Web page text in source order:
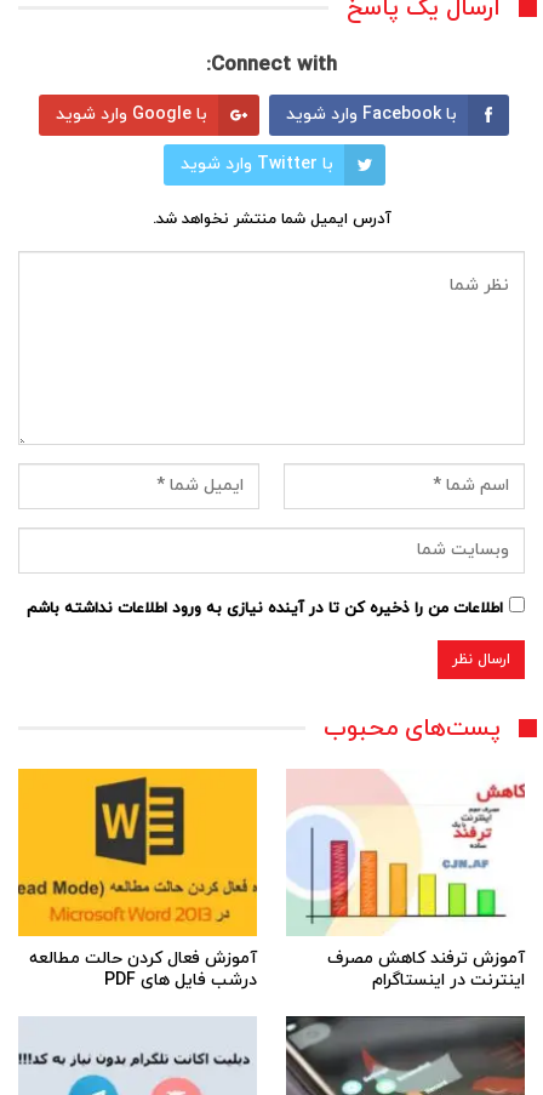
ارسال یک پاسخ
Connect with:
با Facebook وارد شوید با Google وارد شوید
با Twitter وارد شوید
آدرس ایمیل شما منتشر نخواهد شد.
اطلاعات من را ذخیره کن تا در آینده نیازی به ورود اطلاعات نداشته باشم
پست‌های محبوب
آموزش ترفند کاهش مصرف
اینترنت در اینستاگرام
آموزش فعال کردن حالت مطالعه
درشب فایل های PDF